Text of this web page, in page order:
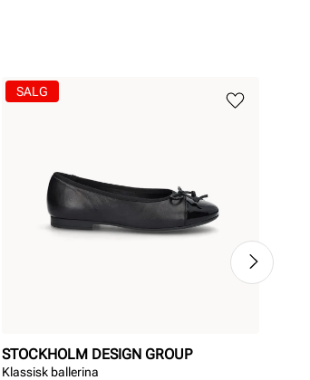
STOCKHOLM DESIGN GROUP
Klassisk ballerina
SALG